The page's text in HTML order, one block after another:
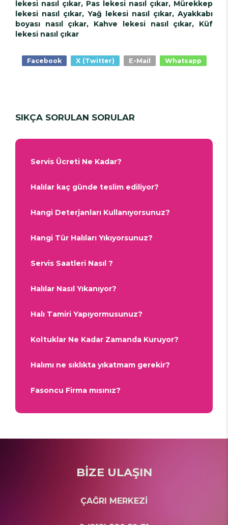
lekesi nasıl çıkar, Pas lekesi nasıl çıkar, Mürekkep
lekesi nasıl çıkar, Yağ lekesi nasıl çıkar, Ayakkabı
boyası nasıl çıkar, Kahve lekesi nasıl çıkar, Küf
lekesi nasıl çıkar
Facebook X (Twitter) E-Mail Whatsapp
SIKÇA SORULAN SORULAR
Servis Ücreti Ne Kadar?
Halılar kaç günde teslim ediliyor?
Hangi Deterjanları Kullanıyorsunuz?
Hangi Tür Halıları Yıkıyorsunuz?
Servis Saatleri Nasıl ?
Halılar Nasıl Yıkanıyor?
Halı Tamiri Yapıyormusunuz?
Koltuklar Ne Kadar Zamanda Kuruyor?
Halımı ne sıklıkta yıkatmam gerekir?
Fasoncu Firma mısınız?
BİZE ULAŞIN
ÇAĞRI MERKEZİ